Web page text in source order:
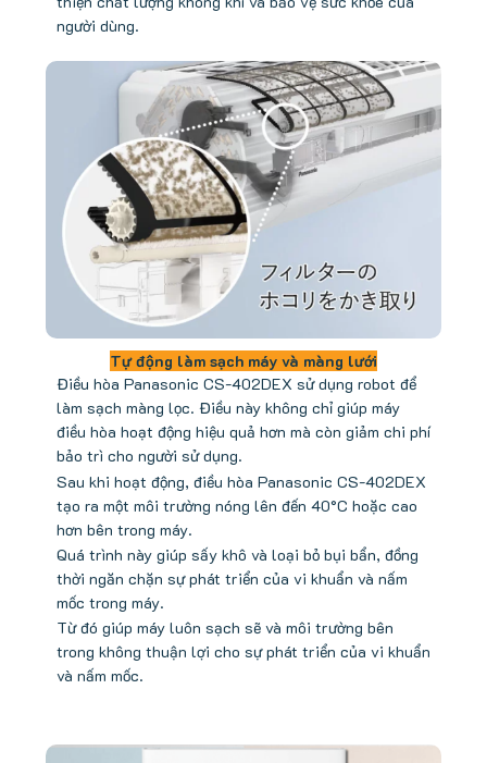
người dùng.
Tự động làm sạch máy và màng lưới
Điều hòa Panasonic CS-402DEX sử dụng robot để
làm sạch màng lọc. Điều này không chỉ giúp máy
điều hòa hoạt động hiệu quả hơn mà còn giảm chi phí
bảo trì cho người sử dụng.
Sau khi hoạt động, điều hòa Panasonic CS-402DEX
tạo ra một môi trường nóng lên đến 40°C hoặc cao
hơn bên trong máy.
Quá trình này giúp sấy khô và loại bỏ bụi bẩn, đồng
thời ngăn chặn sự phát triển của vi khuẩn và nấm
mốc trong máy.
Từ đó giúp máy luôn sạch sẽ và môi trường bên
trong không thuận lợi cho sự phát triển của vi khuẩn
và nấm mốc.